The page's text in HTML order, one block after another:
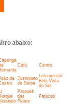
abaixo:
Catú Centro
de
Justiniano
de Serpa
Loteamento
Bela Vista
do Sul
Lt
Parques
das
Flores
Patacas